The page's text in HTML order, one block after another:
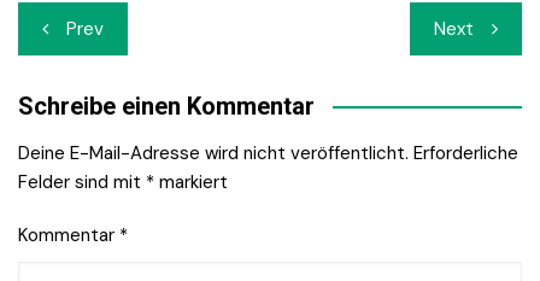
Beitrags-
Navigation
Prev Next
Schreibe einen Kommentar
Deine E-Mail-Adresse wird nicht veröffentlicht. Erforderliche
Felder sind mit * markiert
Kommentar *